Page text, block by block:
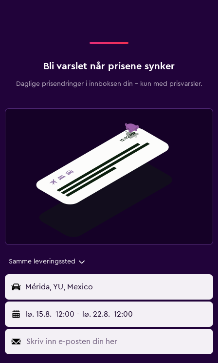
Bli varslet når prisene synker
Daglige prisendringer i innboksen din – kun med prisvarsler.
Samme leveringssted
Mérida, YU, Mexico
lø. 15.8. 12:00 - lø. 22.8. 12:00